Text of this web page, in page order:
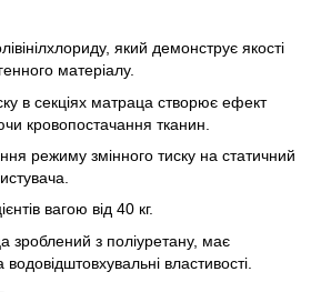
який демонструє якості
матеріалу.
в секціях матраца створює ефект
кровопостачання тканин.
режиму змінного тиску на статичний
вагою від 40 кг.
зроблений з поліуретану, має
водовідштовхувальні властивості.